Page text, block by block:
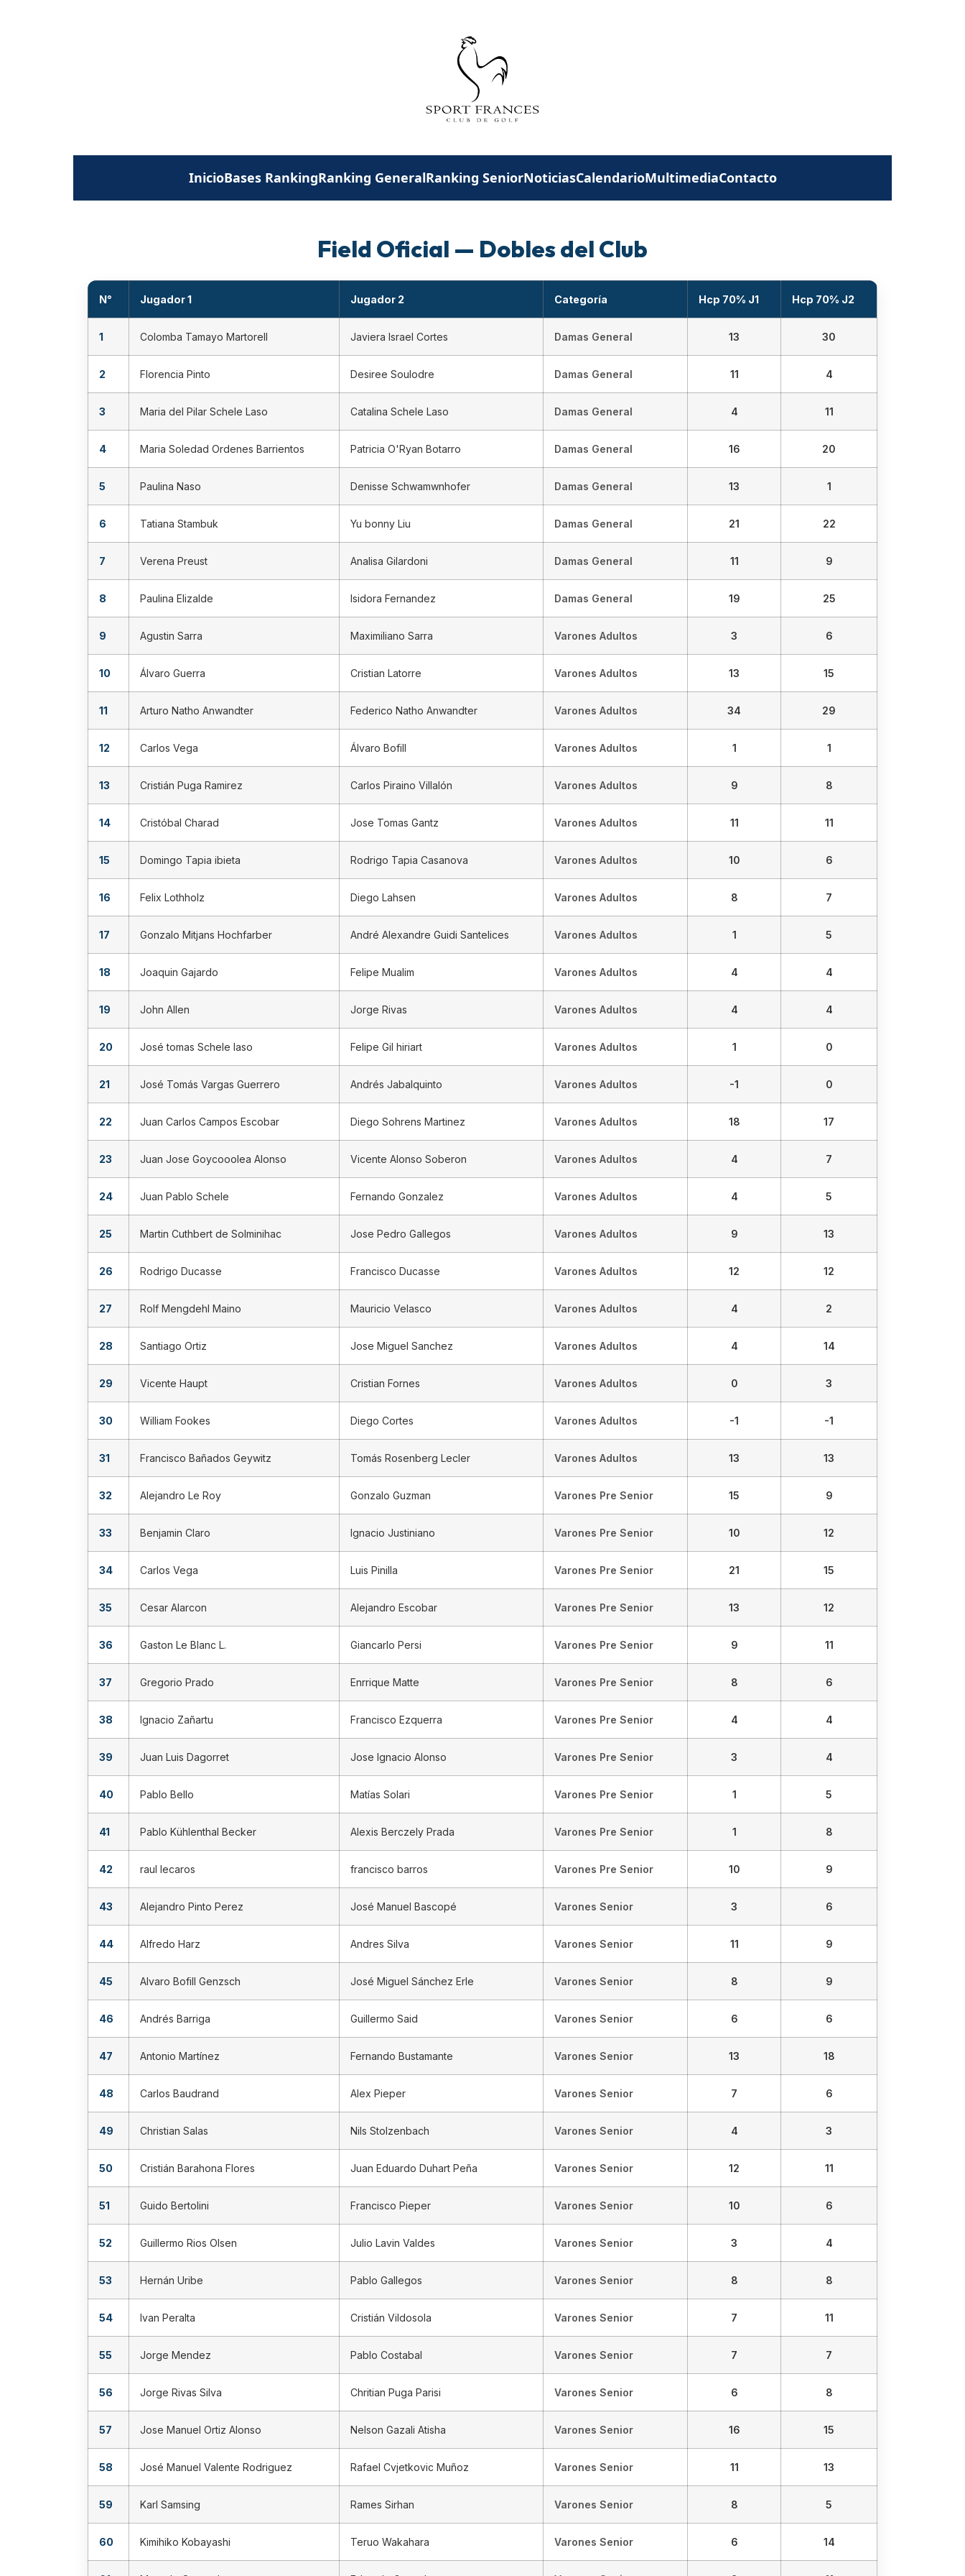
InicioBases RankingRanking GeneralRanking SeniorNoticiasCalendarioMultimediaContacto
Field Oficial — Dobles del Club
N° Jugador 1 Jugador 2 Categoría Hcp 70% J1 Hcp 70% J2
1 Colomba Tamayo Martorell Javiera Israel Cortes Damas General 13 30
2 Florencia Pinto Desiree Soulodre Damas General 11 4
3 Maria del Pilar Schele Laso Catalina Schele Laso Damas General 4 11
4 Maria Soledad Ordenes Barrientos Patricia O'Ryan Botarro Damas General 16 20
5 Paulina Naso Denisse Schwamwnhofer Damas General 13 1
6 Tatiana Stambuk Yu bonny Liu Damas General 21 22
7 Verena Preust Analisa Gilardoni Damas General 11 9
8 Paulina Elizalde Isidora Fernandez Damas General 19 25
9 Agustin Sarra Maximiliano Sarra Varones Adultos 3 6
10 Álvaro Guerra Cristian Latorre Varones Adultos 13 15
11 Arturo Natho Anwandter Federico Natho Anwandter Varones Adultos 34 29
12 Carlos Vega Álvaro Bofill Varones Adultos 1 1
13 Cristián Puga Ramirez Carlos Piraino Villalón Varones Adultos 9 8
14 Cristóbal Charad Jose Tomas Gantz Varones Adultos 11 11
15 Domingo Tapia ibieta Rodrigo Tapia Casanova Varones Adultos 10 6
16 Felix Lothholz Diego Lahsen Varones Adultos 8 7
17 Gonzalo Mitjans Hochfarber André Alexandre Guidi Santelices Varones Adultos 1 5
18 Joaquin Gajardo Felipe Mualim Varones Adultos 4 4
19 John Allen Jorge Rivas Varones Adultos 4 4
20 José tomas Schele laso Felipe Gil hiriart Varones Adultos 1 0
21 José Tomás Vargas Guerrero Andrés Jabalquinto Varones Adultos -1 0
22 Juan Carlos Campos Escobar Diego Sohrens Martinez Varones Adultos 18 17
23 Juan Jose Goycooolea Alonso Vicente Alonso Soberon Varones Adultos 4 7
24 Juan Pablo Schele Fernando Gonzalez Varones Adultos 4 5
25 Martin Cuthbert de Solminihac Jose Pedro Gallegos Varones Adultos 9 13
26 Rodrigo Ducasse Francisco Ducasse Varones Adultos 12 12
27 Rolf Mengdehl Maino Mauricio Velasco Varones Adultos 4 2
28 Santiago Ortiz Jose Miguel Sanchez Varones Adultos 4 14
29 Vicente Haupt Cristian Fornes Varones Adultos 0 3
30 William Fookes Diego Cortes Varones Adultos -1 -1
31 Francisco Bañados Geywitz Tomás Rosenberg Lecler Varones Adultos 13 13
32 Alejandro Le Roy Gonzalo Guzman Varones Pre Senior 15 9
33 Benjamin Claro Ignacio Justiniano Varones Pre Senior 10 12
34 Carlos Vega Luis Pinilla Varones Pre Senior 21 15
35 Cesar Alarcon Alejandro Escobar Varones Pre Senior 13 12
36 Gaston Le Blanc L. Giancarlo Persi Varones Pre Senior 9 11
37 Gregorio Prado Enrrique Matte Varones Pre Senior 8 6
38 Ignacio Zañartu Francisco Ezquerra Varones Pre Senior 4 4
39 Juan Luis Dagorret Jose Ignacio Alonso Varones Pre Senior 3 4
40 Pablo Bello Matías Solari Varones Pre Senior 1 5
41 Pablo Kühlenthal Becker Alexis Berczely Prada Varones Pre Senior 1 8
42 raul lecaros francisco barros Varones Pre Senior 10 9
43 Alejandro Pinto Perez José Manuel Bascopé Varones Senior 3 6
44 Alfredo Harz Andres Silva Varones Senior 11 9
45 Alvaro Bofill Genzsch José Miguel Sánchez Erle Varones Senior 8 9
46 Andrés Barriga Guillermo Said Varones Senior 6 6
47 Antonio Martínez Fernando Bustamante Varones Senior 13 18
48 Carlos Baudrand Alex Pieper Varones Senior 7 6
49 Christian Salas Nils Stolzenbach Varones Senior 4 3
50 Cristián Barahona Flores Juan Eduardo Duhart Peña Varones Senior 12 11
51 Guido Bertolini Francisco Pieper Varones Senior 10 6
52 Guillermo Rios Olsen Julio Lavin Valdes Varones Senior 3 4
53 Hernán Uribe Pablo Gallegos Varones Senior 8 8
54 Ivan Peralta Cristián Vildosola Varones Senior 7 11
55 Jorge Mendez Pablo Costabal Varones Senior 7 7
56 Jorge Rivas Silva Chritian Puga Parisi Varones Senior 6 8
57 Jose Manuel Ortiz Alonso Nelson Gazali Atisha Varones Senior 16 15
58 José Manuel Valente Rodriguez Rafael Cvjetkovic Muñoz Varones Senior 11 13
59 Karl Samsing Rames Sirhan Varones Senior 8 5
60 Kimihiko Kobayashi Teruo Wakahara Varones Senior 6 14